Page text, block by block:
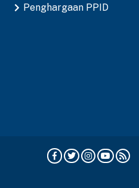
Penghargaan PPID